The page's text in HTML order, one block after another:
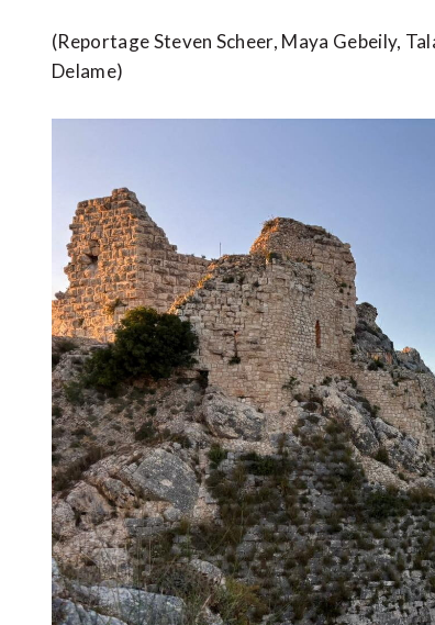
(Reportage Steven Scheer, Maya Gebeily,
Delame)